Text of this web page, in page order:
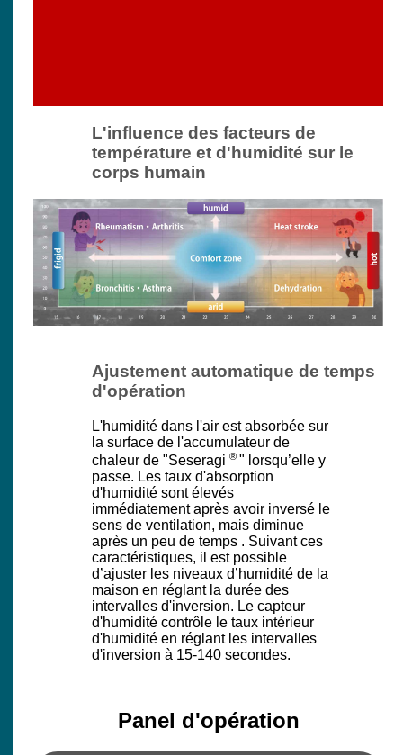
L'influence des facteurs de
température et d'humidité sur le
corps humain
Ajustement automatique de temps
d'opération
L'humidité dans l'air est absorbée sur
la surface de l'accumulateur de
chaleur de "Seseragi ® " lorsqu’elle y
passe. Les taux d'absorption
d'humidité sont élevés
immédiatement après avoir inversé le
sens de ventilation, mais diminue
après un peu de temps . Suivant ces
caractéristiques, il est possible
d’ajuster les niveaux d’humidité de la
maison en réglant la durée des
intervalles d'inversion. Le capteur
d'humidité contrôle le taux intérieur
d'humidité en réglant les intervalles
d'inversion à 15-140 secondes.
Panel d'opération